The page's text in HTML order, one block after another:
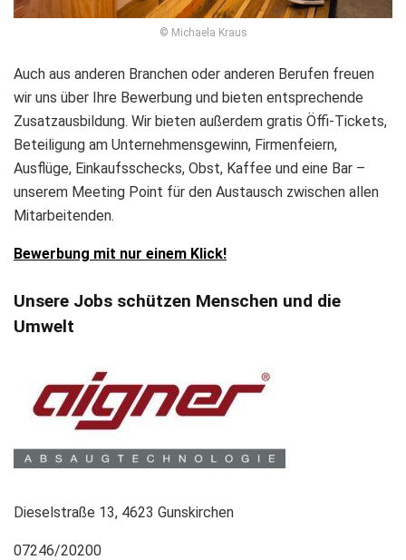
© Michaela Kraus
Auch aus anderen Branchen oder anderen Berufen freuen
wir uns über Ihre Bewerbung und bieten entsprechende
Zusatzausbildung. Wir bieten außerdem gratis Öffi-Tickets,
Beteiligung am Unternehmensgewinn, Firmenfeiern,
Ausflüge, Einkaufsschecks, Obst, Kaffee und eine Bar –
unserem Meeting Point für den Austausch zwischen allen
Mitarbeitenden.
Bewerbung mit nur einem Klick!
Unsere Jobs schützen Menschen und die
Umwelt
Dieselstraße 13, 4623 Gunskirchen
07246/20200